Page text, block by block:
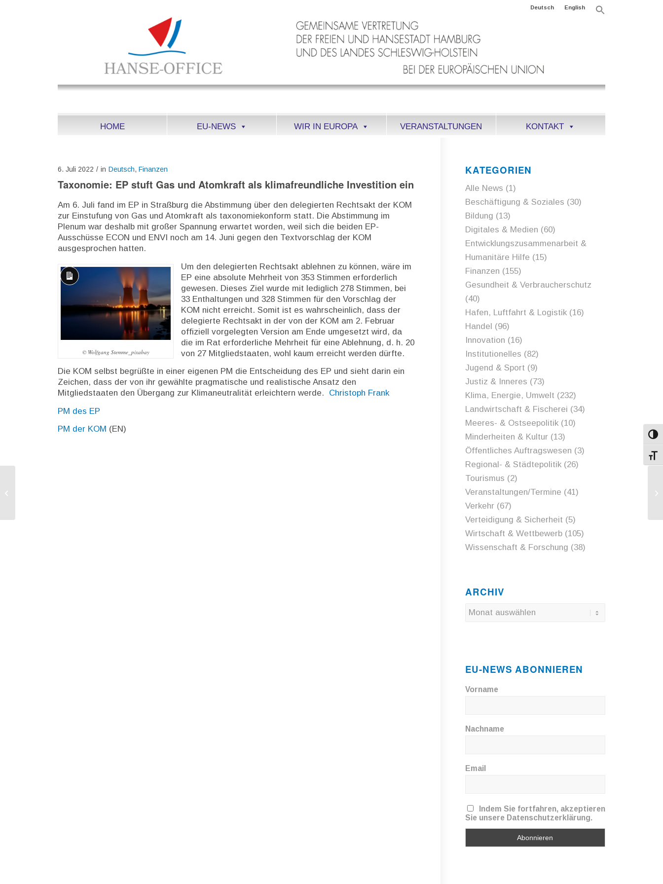
Deutsch English
HOME EU-NEWS WIR IN EUROPA VERANSTALTUNGEN KONTAKT
6. Juli 2022 / in Deutsch,Finanzen
Taxonomie: EP stuft Gas und Atomkraft als klimafreundliche Investition ein
Am 6. Juli fand im EP in Straßburg die Abstimmung über den delegierten Rechtsakt der KOM
zur Einstufung von Gas und Atomkraft als taxonomiekonform statt. Die Abstimmung im
Plenum war deshalb mit großer Spannung erwartet worden, weil sich die beiden EP-
Ausschüsse ECON und ENVI noch am 14. Juni gegen den Textvorschlag der KOM
ausgesprochen hatten.
Lange
© Wolfgang Stemme_pixabay
Um den delegierten Rechtsakt ablehnen zu können, wäre im
EP eine absolute Mehrheit von 353 Stimmen erforderlich
gewesen. Dieses Ziel wurde mit lediglich 278 Stimmen, bei
33 Enthaltungen und 328 Stimmen für den Vorschlag der
KOM nicht erreicht. Somit ist es wahrscheinlich, dass der
delegierte Rechtsakt in der von der KOM am 2. Februar
offiziell vorgelegten Version am Ende umgesetzt wird, da
die im Rat erforderliche Mehrheit für eine Ablehnung, d. h. 20
von 27 Mitgliedstaaten, wohl kaum erreicht werden dürfte.
Die KOM selbst begrüßte in einer eigenen PM die Entscheidung des EP und sieht darin ein
Zeichen, dass der von ihr gewählte pragmatische und realistische Ansatz den
Mitgliedstaaten den Übergang zur Klimaneutralität erleichtern werde. Christoph Frank
PM des EP
PM der KOM (EN)
KATEGORIEN
Alle News (1)
Beschäftigung & Soziales (30)
Bildung (13)
Digitales & Medien (60)
Entwicklungszusammenarbeit &
Humanitäre Hilfe (15)
Finanzen (155)
Gesundheit & Verbraucherschutz
(40)
Hafen, Luftfahrt & Logistik(16)
Handel (96)
Innovation (16)
Institutionelles (82)
Jugend & Sport (9)
Justiz & Inneres (73)
Klima, Energie, Umwelt (232)
Landwirtschaft & Fischerei (34)
Meeres- & Ostseepolitik(10)
Minderheiten & Kultur(13)
Öffentliches Auftragswesen (3)
Regional- & Städtepolitik(26)
Tourismus (2)
Veranstaltungen/Termine (41)
Verkehr(67)
Verteidigung & Sicherheit (5)
Wirtschaft & Wettbewerb(105)
Wissenschaft & Forschung (38)
ARCHIV
EU-NEWS ABONNIEREN
Vorname
Nachname
Email
Indem Sie fortfahren, akzeptieren
Sie unsere Datenschutzerklärung.